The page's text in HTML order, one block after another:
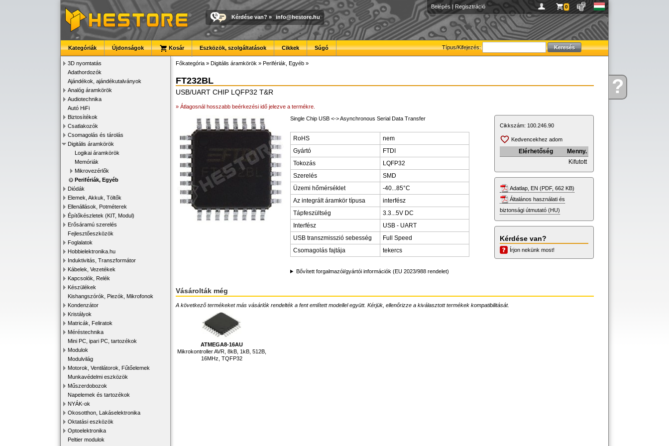
Kérdése?
Belépés | Regisztráció 0
Kérdése van? » info@hestore.hu
Típus/Kifejezés:
Kategóriák Újdonságok Kosár Eszközök, szolgáltatások Cikkek Súgó
3D nyomtatás
Adathordozók
Ajándékok, ajándékutalványok
Analóg áramkörök
Audiotechnika
Autó HiFi
Biztosítékok
Csatlakozók
Csomagolás és tárolás
Digitális áramkörök
Logikai áramkörök
Memóriák
Mikrovezérlők
Perifériák, Egyéb
Diódák
Elemek, Akkuk, Töltők
Ellenállások, Potméterek
Építőkészletek (KIT, Modul)
Erősáramú szerelés
Fejlesztőeszközök
Foglalatok
Hobbielektronika.hu
Induktivitás, Transzformátor
Kábelek, Vezetékek
Kapcsolók, Relék
Készülékek
Kishangszórók, Piezók, Mikrofonok
Kondenzátor
Kristályok
Matricák, Feliratok
Méréstechnika
Mini PC, ipari PC, tartozékok
Modulok
Modulvilág
Motorok, Ventilátorok, Fűtőelemek
Munkavédelmi eszközök
Műszerdobozok
Napelemek és tartozékok
NYÁK-ok
Okosotthon, Lakáselektronika
Oktatási eszközök
Optoelektronika
Peltier modulok
Főkategória » Digitális áramkörök » Perifériák, Egyéb »
FT232BL
USB/UART CHIP LQFP32 T&R
» Átlagosnál hosszabb beérkezési idő jelezve a termékre.
Single Chip USB <-> Asynchronous Serial Data Transfer
RoHS
nem
Gyártó
FTDI
Tokozás
LQFP32
Szerelés
SMD
Üzemi hőmérséklet
-40...85°C
Az integrált áramkör típusa
interfész
Tápfeszültség
3.3...5V DC
Interfész
USB - UART
USB transzmisszió sebesség
Full Speed
Csomagolás fajtája
tekercs
Bővített forgalmazói/gyártói információk (EU 2023/988 rendelet)
Cikkszám: 100.246.90
Kedvencekhez adom
Elérhetőség
Menny.
Kifutott
Adatlap, EN (PDF, 662 KB)
Általános használati és
biztonsági útmutató (HU)
Kérdése van?
Írjon nekünk most!
Vásárolták még
A következő termékeket más vásárlók rendelték a fent említett modellel együtt. Kérjük, ellenőrizze a kiválasztott termékek kompatibilitását.
ATMEGA8-16AU
Mikrokontroller AVR, 8kB, 1kB, 512B,
16MHz, TQFP32